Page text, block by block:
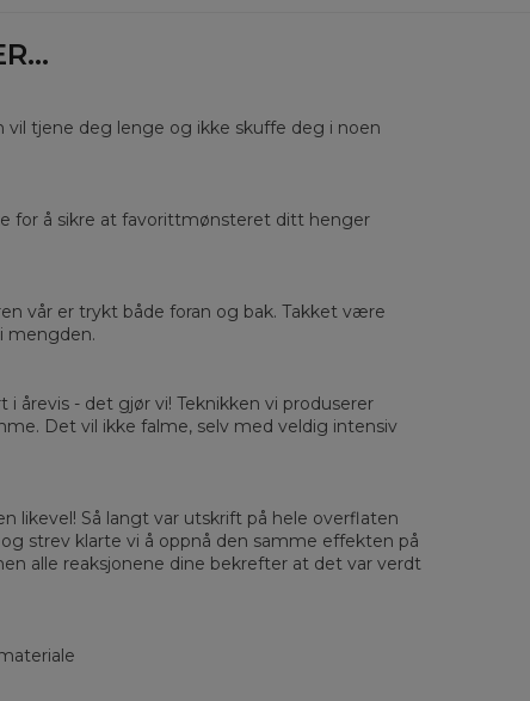
flat
width
50 52 58
length
63 64 65 66 66 67
tjene deg lenge og ikke skuffe deg i noen
for å sikre at favorittmønsteret ditt henger
vår er trykt både foran og bak. Takket være
mengden.
årevis - det gjør vi! Teknikken vi produserer
Det vil ikke falme, selv med veldig intensiv
likevel! Så langt var utskrift på hele overflaten
strev klarte vi å oppnå den samme effekten på
alle reaksjonene dine bekrefter at det var verdt